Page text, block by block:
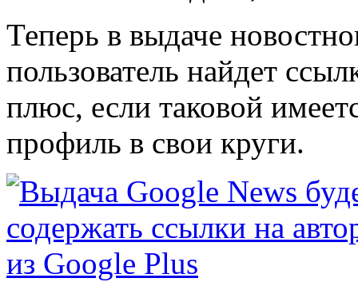
Теперь в выдаче
пользователь найдет
плюс, если таковой
профиль в свои круги.